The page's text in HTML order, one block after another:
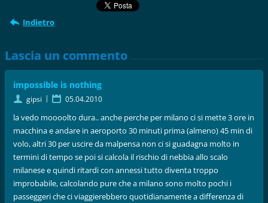
Indietro
Lascia un commento
impossible is nothing
gipsi | 05.04.2010
la vedo moooolto dura.. anche perche per milano ci si mette 3 ore in
macchina e andare in aeroporto 30 minuti prima (almeno) 45 min di
volo, altri 30 per uscire da malpensa non ci si guadagna molto in
termini di tempo se poi si calcola il rischio di nebbia allo scalo
milanese e quindi ritardi con annessi tutto diventa troppo
improbabile, calcolando pure che a milano sono molto pochi i
passeggeri che ci viaggierebbero quotidianamente a differenza di